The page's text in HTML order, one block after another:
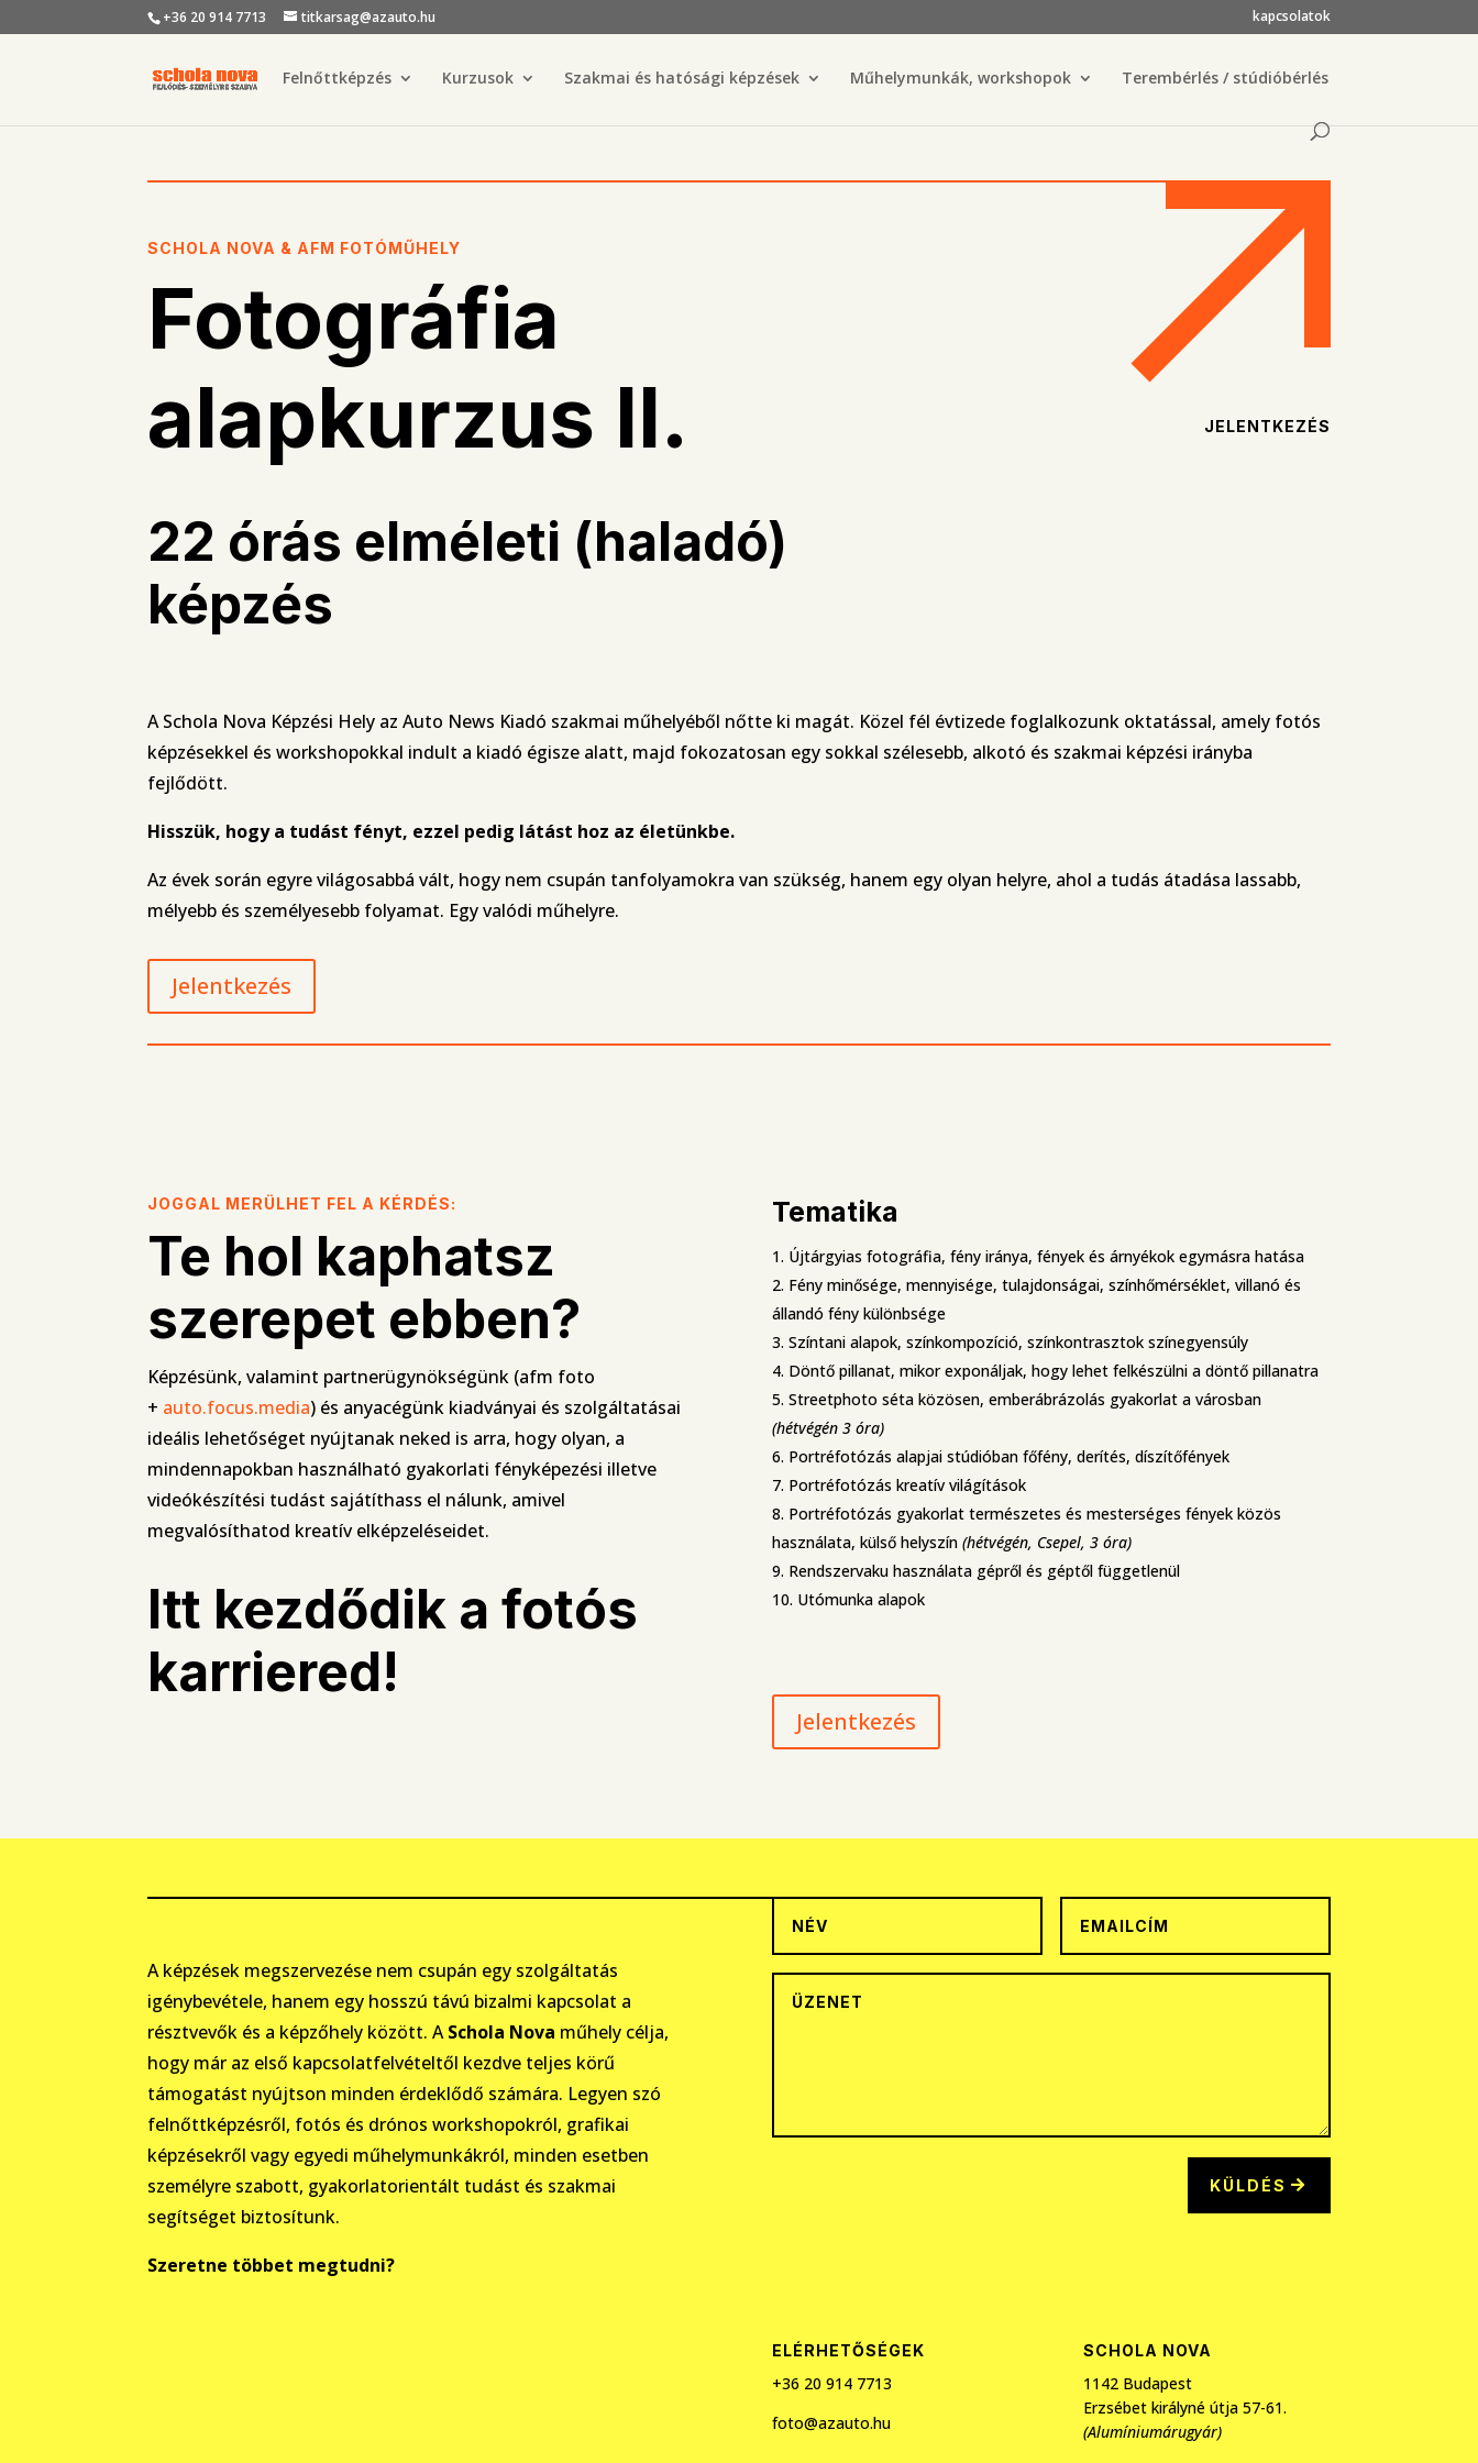
+36 20 914 7713 titkarsag@azauto.hu kapcsolatok
Felnőttképzés Kurzusok Szakmai és hatósági képzések Műhelymunkák, workshopok Terembérlés / stúdióbérlés
SCHOLA NOVA & AFM FOTÓMŰHELY
Fotográfia
alapkurzus II.
22 órás elméleti (haladó)
képzés
JELENTKEZÉS
A Schola Nova Képzési Hely az Auto News Kiadó szakmai műhelyéből nőtte ki magát. Közel fél évtizede foglalkozunk oktatással, amely fotós
képzésekkel és workshopokkal indult a kiadó égisze alatt, majd fokozatosan egy sokkal szélesebb, alkotó és szakmai képzési irányba
fejlődött.
Hisszük, hogy a tudást fényt, ezzel pedig látást hoz az életünkbe.
Az évek során egyre világosabbá vált, hogy nem csupán tanfolyamokra van szükség, hanem egy olyan helyre, ahol a tudás átadása lassabb,
mélyebb és személyesebb folyamat. Egy valódi műhelyre.
Jelentkezés
JOGGAL MERÜLHET FEL A KÉRDÉS:
Te hol kaphatsz
szerepet ebben?
Képzésünk, valamint partnerügynökségünk (afm foto
+ auto.focus.media) és anyacégünk kiadványai és szolgáltatásai
ideális lehetőséget nyújtanak neked is arra, hogy olyan, a
mindennapokban használható gyakorlati fényképezési illetve
videókészítési tudást sajátíthass el nálunk, amivel
megvalósíthatod kreatív elképzeléseidet.
Itt kezdődik a fotós
karriered!
Tematika
Újtárgyias fotográfia, fény iránya, fények és árnyékok egymásra hatása
Fény minősége, mennyisége, tulajdonságai, színhőmérséklet, villanó és
állandó fény különbsége
Színtani alapok, színkompozíció, színkontrasztok színegyensúly
Döntő pillanat, mikor exponáljak, hogy lehet felkészülni a döntő pillanatra
Streetphoto séta közösen, emberábrázolás gyakorlat a városban
(hétvégén 3 óra)
Portréfotózás alapjai stúdióban főfény, derítés, díszítőfények
Portréfotózás kreatív világítások
Portréfotózás gyakorlat természetes és mesterséges fények közös
használata, külső helyszín (hétvégén, Csepel, 3 óra)
Rendszervaku használata gépről és géptől függetlenül
Utómunka alapok
Jelentkezés
A képzések megszervezése nem csupán egy szolgáltatás
igénybevétele, hanem egy hosszú távú bizalmi kapcsolat a
résztvevők és a képzőhely között. ASchola Nova műhely célja,
hogy már az első kapcsolatfelvételtől kezdve teljes körű
támogatást nyújtson minden érdeklődő számára. Legyen szó
felnőttképzésről, fotós és drónos workshopokról, grafikai
képzésekről vagy egyedi műhelymunkákról, minden esetben
személyre szabott, gyakorlatorientált tudást és szakmai
segítséget biztosítunk.
Szeretne többet megtudni?
KÜLDÉS
ELÉRHETŐSÉGEK
+36 20 914 7713
foto@azauto.hu
SCHOLA NOVA
1142 Budapest
Erzsébet királyné útja 57-61.
(Alumíniumárugyár)